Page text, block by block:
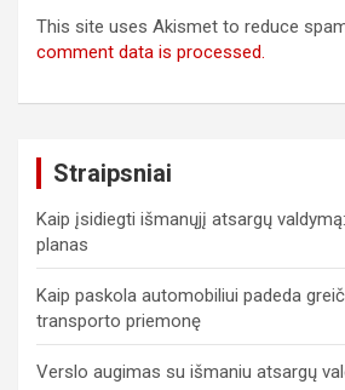
This site uses Akismet to reduce
comment data is processed.
Straipsniai
Kaip įsidiegti išmanųjį atsargų
planas
Kaip paskola automobiliui padeda
transporto priemonę
Verslo augimas su išmaniu atsargų